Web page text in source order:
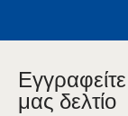
μας δελτίο